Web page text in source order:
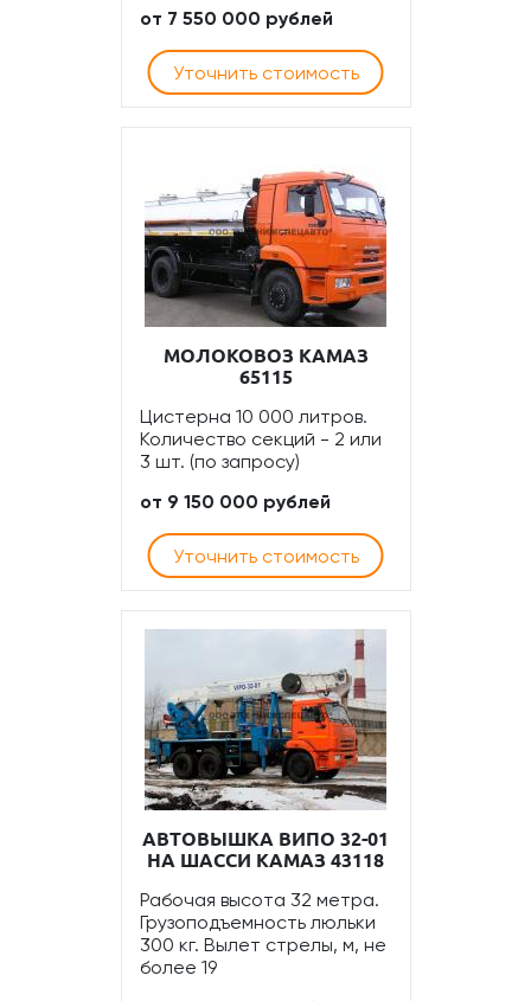
от 7 550 000 рублей
Уточнить стоимость
МОЛОКОВОЗ КАМАЗ
65115
Цистерна 10 000 литров.
Количество секций - 2 или
3 шт. (по запросу)
от 9 150 000 рублей
Уточнить стоимость
АВТОВЫШКА ВИПО 32-01
НА ШАССИ КАМАЗ 43118
Рабочая высота 32 метра.
Грузоподъемность люльки
300 кг. Вылет стрелы, м, не
более 19